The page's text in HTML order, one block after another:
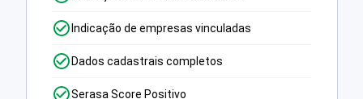
Indicação de empresas vinculadas
Dados cadastrais completos
Serasa Score Positivo